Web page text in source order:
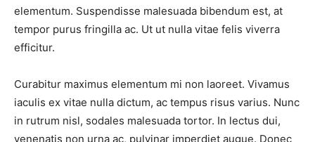
elementum. Suspendisse malesuada bibendum est, at
tempor purus fringilla ac. Ut ut nulla vitae felis viverra
efficitur.
Curabitur maximus elementum mi non laoreet. Vivamus
iaculis ex vitae nulla dictum, ac tempus risus varius. Nunc
in rutrum nisl, sodales malesuada tortor. In lectus dui,
venenatis non urna ac, pulvinar imperdiet augue. Donec